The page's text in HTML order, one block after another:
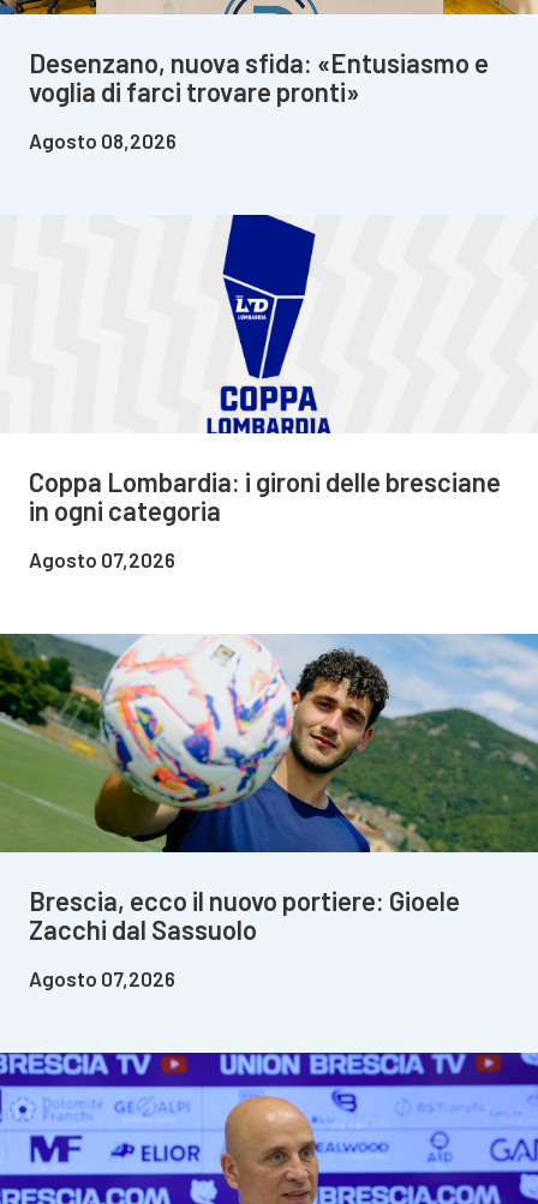
Desenzano, nuova sfida: «Entusiasmo e
voglia di farci trovare pronti»
Agosto 08,2026
Coppa Lombardia: i gironi delle bresciane
in ogni categoria
Agosto 07,2026
Brescia, ecco il nuovo portiere: Gioele
Zacchi dal Sassuolo
Agosto 07,2026